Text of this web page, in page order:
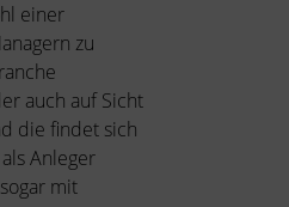
einer
zu
auch auf Sicht
die findet sich
Anleger
mit